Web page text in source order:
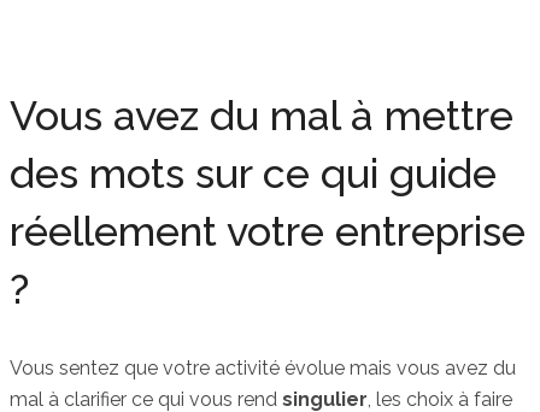
Vous avez du mal à mettre
des mots sur ce qui guide
réellement votre entreprise
?
Vous sentez que votre activité évolue mais vous avez du
mal à clarifier ce qui vous rend singulier , les choix à faire